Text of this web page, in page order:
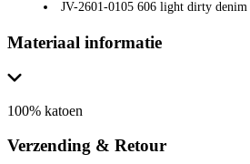
JV-2601-0105 606 light dirty denim
Materiaal informatie
100% katoen
Verzending & Retour